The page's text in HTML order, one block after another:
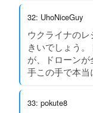
32: UhoNiceGuy
ウクライナの
きいでしょう
が、ドローン
手この手で本当
33: pokute8